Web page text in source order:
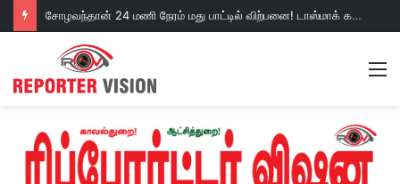
சோழவந்தான் 24 மணி நேரம் மது பாட்டில் விற்பனை! டாஸ்மாக் கடையை அகற்றக்கோரி பெண்கள் முற்றுகை போராட்டம்!https://youtu.be/y9p916tqOMs?si=p7N7Qbivb3WsTj2W